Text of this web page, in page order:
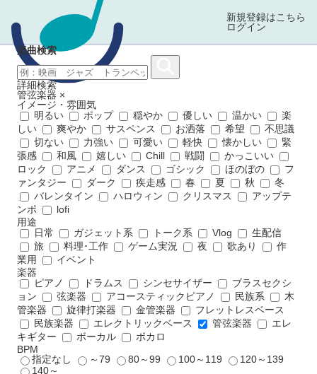
新規登録はこちら
ログイン
楽曲検索
詳細検索
管弦楽器 ×
イメージ・雰囲気
明るい
ポップ 穏やか 優しい 温かい
楽
しい
爽やか サスペンス お洒落 希望
不思議
切ない
力強い 可愛い 軽快 懐かしい
緊
張感
和風 嬉しい Chill 戦闘
かっこいい
ロック
アニメ ダンス ゴシック ほのぼの
フ
ァンタジー
ダーク 疾走感 春 夏 秋
冬
バレンタイン
ハロウィン クリスマス
アップテ
ンポ
lofi
用途
日常
ガジェット系 トーク系 Vlog
生配信
旅
料理･工作 ゲーム実況 夜 歌あり
作
業用
イベント
楽器
ピアノ
ドラムス シンセサイザー
ブラスセクシ
ョン
弦楽器 アコースティックピアノ 民族系
木
管楽器
旋律打楽器 金管楽器
フレットレスベース
民族楽器
エレクトリックベース 管弦楽器
エレ
キギター
ボーカル
ボカロ
BPM
指定なし
～79 80～99 100～119
120～139
140～